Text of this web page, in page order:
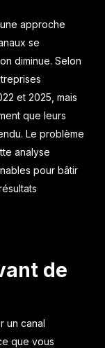
approche
se
diminue. Selon
et 2025, mais
que leurs
Le problème
analyse
pour bâtir
de
un canal
que vous